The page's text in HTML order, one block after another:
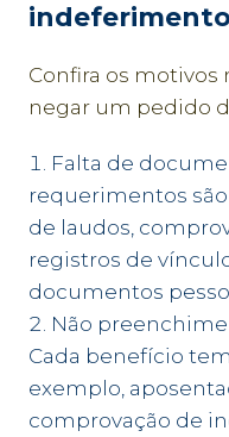
indeferimento
Confira os motivos
negar um pedido
Falta de
requerimentos
de laudos,
registros de
documentos
Não
Cada benefício
exemplo,
comprovação de